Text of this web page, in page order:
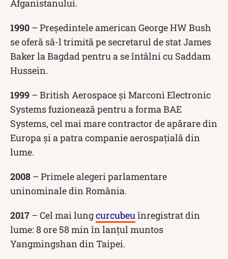
Afganistanului.
1990 – Președintele american George HW Bush
se oferă să-l trimită pe secretarul de stat James
Baker la Bagdad pentru a se întâlni cu Saddam
Hussein.
1999 – British Aerospace și Marconi Electronic
Systems fuzionează pentru a forma BAE
Systems, cel mai mare contractor de apărare din
Europa și a patra companie aerospațială din
lume.
2008 – Primele alegeri parlamentare
uninominale din România.
2017 – Cel mai lungcurcubeuînregistrat din
lume: 8 ore 58 min în lanțul muntos
Yangmingshan din Taipei.